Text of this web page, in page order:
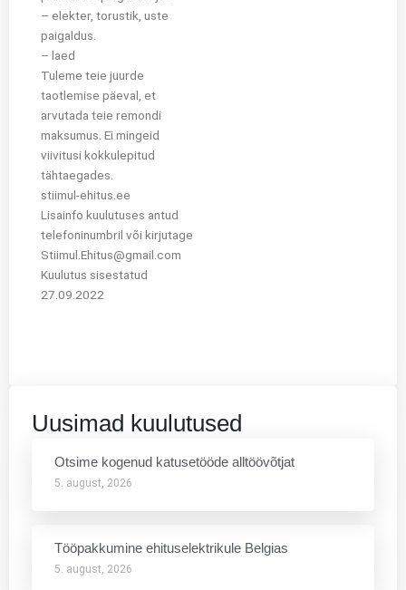
– elekter, torustik, uste
paigaldus.
– laed
Tuleme teie juurde
taotlemise päeval, et
arvutada teie remondi
maksumus. Ei mingeid
viivitusi kokkulepitud
tähtaegades.
stiimul-ehitus.ee
Lisainfo kuulutuses antud
telefoninumbril või kirjutage
Stiimul.Ehitus@gmail.com
Kuulutus sisestatud
27.09.2022
Uusimad kuulutused
Otsime kogenud katusetööde alltöövõtjat
5. august, 2026
Tööpakkumine ehituselektrikule Belgias
5. august, 2026